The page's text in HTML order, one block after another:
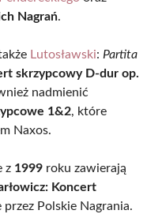
Nagrań.
Lutosławski: Partita
skrzypcowy D-dur op.
nadmienić
1&2, które
Naxos.
z 1999 roku zawierają
Koncert
przez Polskie Nagrania.